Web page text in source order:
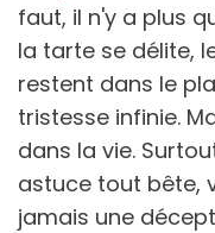
faut, il n'y a plus
la tarte se délite,
restent dans le
tristesse infinie.
dans la vie.
astuce tout bête,
jamais une